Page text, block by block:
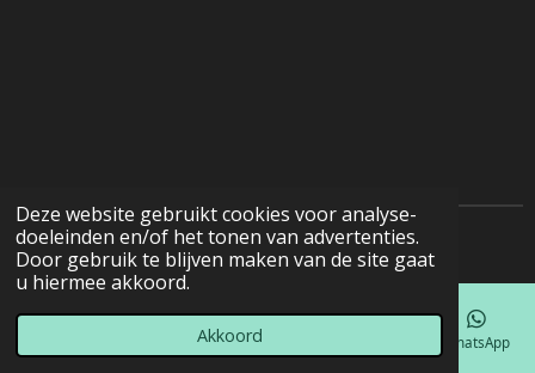
Deze website gebruikt cookies voor analyse-
doeleinden en/of het tonen van advertenties.
Door gebruik te blijven maken van de site gaat
u hiermee akkoord.
Akkoord
© 2022 - 2026 Natuurfotografie
Telefoonnummer WhatsApp